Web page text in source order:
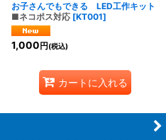
お子さんでもできる LED工作キット
■ネコポス対応 [KT001]
1,000円(税込)
カートに入れる